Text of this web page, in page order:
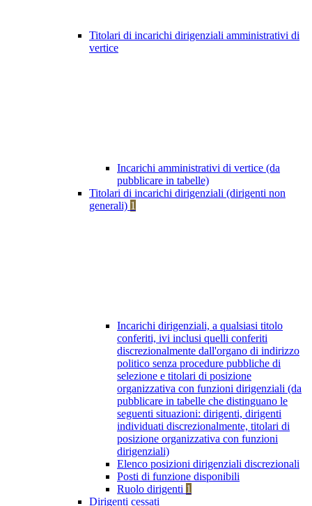
Titolari di incarichi dirigenziali amministrativi di
vertice
Incarichi amministrativi di vertice (da
pubblicare in tabelle)
Titolari di incarichi dirigenziali (dirigenti non
generali) 1
Incarichi dirigenziali, a qualsiasi titolo
conferiti, ivi inclusi quelli conferiti
discrezionalmente dall'organo di indirizzo
politico senza procedure pubbliche di
selezione e titolari di posizione
organizzativa con funzioni dirigenziali (da
pubblicare in tabelle che distinguano le
seguenti situazioni: dirigenti, dirigenti
individuati discrezionalmente, titolari di
posizione organizzativa con funzioni
dirigenziali)
Elenco posizioni dirigenziali discrezionali
Posti di funzione disponibili
Ruolo dirigenti 1
Dirigenti cessati